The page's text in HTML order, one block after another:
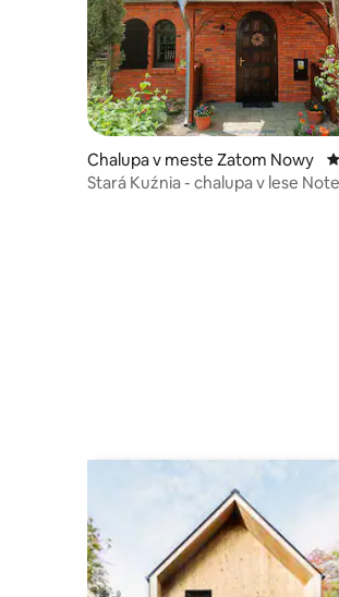
Chalupa v meste Zatom Nowy
Stará Kuźnia - chalupa v lese